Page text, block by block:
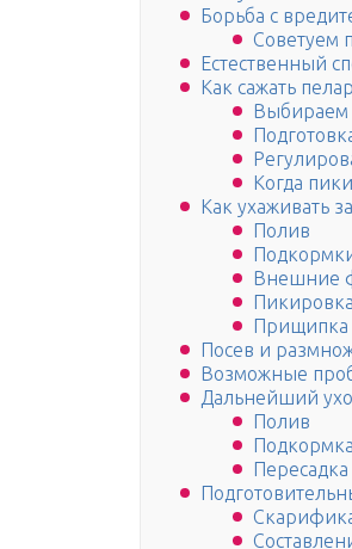
Борьба с
Советуем
Естественный
Как сажать
Выбираем
Когда
Как ухаживать
Полив
Внешние
Пикировка
Прищипка
Посев и
Возможные
Дальнейший
Полив
Подкормка
Пересадка